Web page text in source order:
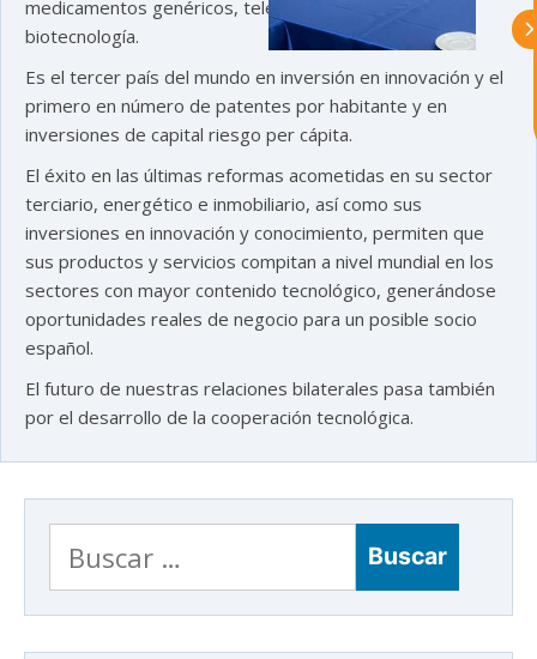
medicamentos genéricos, telecomunicaciones y
biotecnología.
Es el tercer país del mundo en inversión en innovación y el
primero en número de patentes por habitante y en
inversiones de capital riesgo per cápita.
El éxito en las últimas reformas acometidas en su sector
terciario, energético e inmobiliario, así como sus
inversiones en innovación y conocimiento, permiten que
sus productos y servicios compitan a nivel mundial en los
sectores con mayor contenido tecnológico, generándose
oportunidades reales de negocio para un posible socio
español.
El futuro de nuestras relaciones bilaterales pasa también
por el desarrollo de la cooperación tecnológica.
Buscar:
Asturex.
Al continuar con la Conversación,
aceptas nuestrapolítica de privacidad